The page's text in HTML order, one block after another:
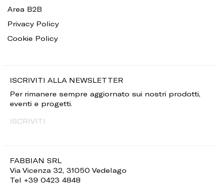
FABBIAN SRL
Via Vicenza 32, 31050 Vedelago
Tel +39 0423 4848
Area B2B
Privacy Policy
Cookie Policy
ISCRIVITI ALLA NEWSLETTER
Per rimanere sempre aggiornato sui nostri prodotti,
eventi e progetti.
ISCRIVITI